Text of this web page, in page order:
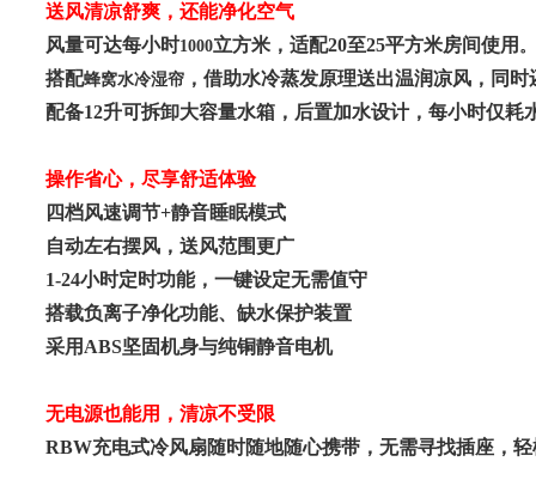
送风清凉舒爽，还能净化空气
风量可达每小时1000立方米，适配20至25平方米房间使用 。
搭配蜂窝水冷湿帘 ，借助水冷蒸发原理送出温润凉风，同
配备12升可拆卸大容量水箱，后置加水设计，每小时仅耗
操作省心，尽享舒适体验
四档风速调节+静音睡眠模式
自动左右摆风，送风范围更广
1-24小时定时功能，一键设定无需值守
搭载负离子净化功能、缺水保护装置
采用 ABS坚固机身与纯铜静音电机
无电源也能用，清凉不受限
RBW充电式冷风扇随时随地随心携带，无需寻找插座，